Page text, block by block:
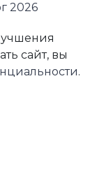
2026
сайт, вы
.